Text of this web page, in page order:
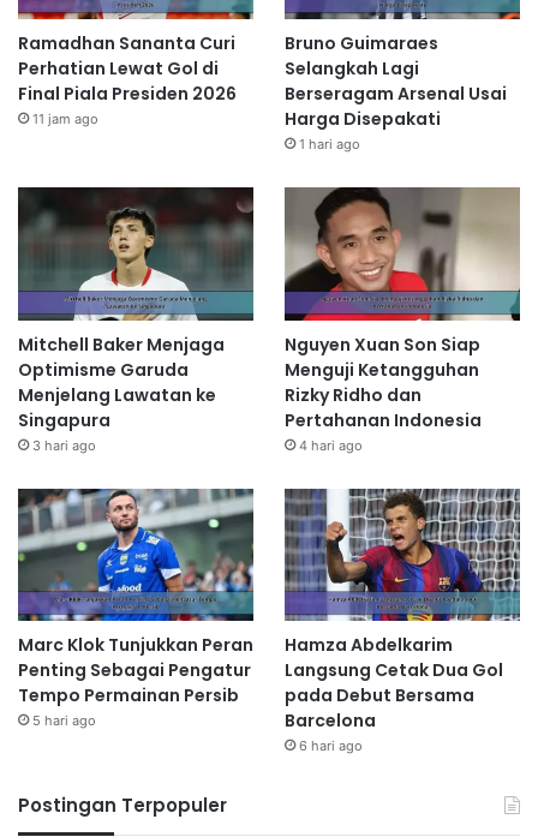
Ramadhan Sananta Curi
Perhatian Lewat Gol di
Final Piala Presiden 2026
11 jam ago
Bruno Guimaraes
Selangkah Lagi
Berseragam Arsenal Usai
Harga Disepakati
1 hari ago
Mitchell Baker Menjaga
Optimisme Garuda
Menjelang Lawatan ke
Singapura
3 hari ago
Nguyen Xuan Son Siap
Menguji Ketangguhan
Rizky Ridho dan
Pertahanan Indonesia
4 hari ago
Marc Klok Tunjukkan Peran
Penting Sebagai Pengatur
Tempo Permainan Persib
5 hari ago
Hamza Abdelkarim
Langsung Cetak Dua Gol
pada Debut Bersama
Barcelona
6 hari ago
Postingan Terpopuler